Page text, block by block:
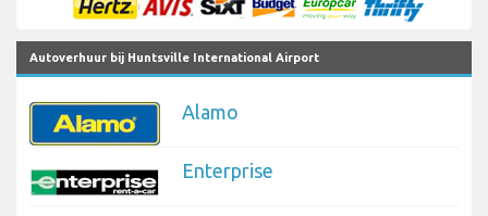
Autoverhuur bij Huntsville International Airport
Alamo
Enterprise